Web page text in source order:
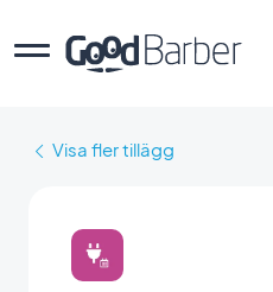
Visa fler tillägg